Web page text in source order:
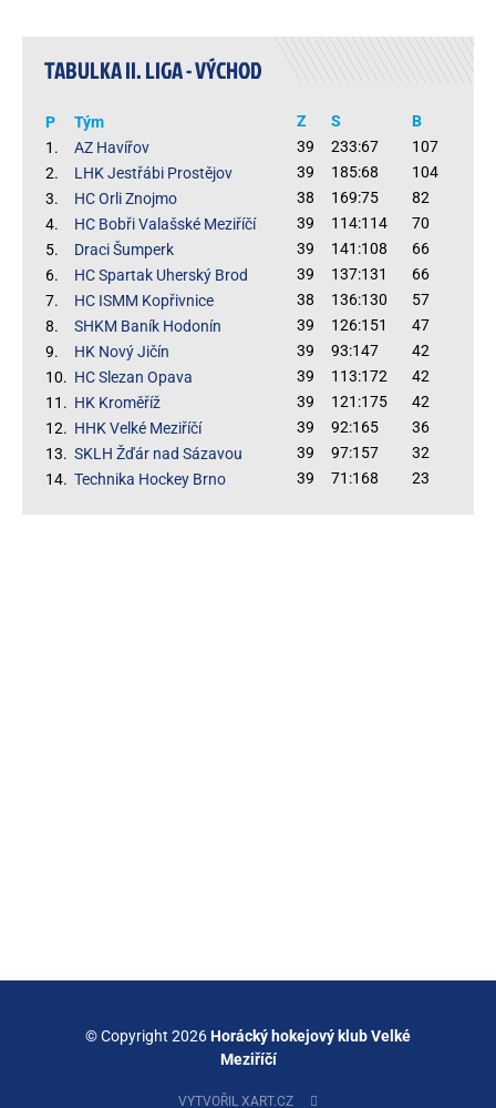
TABULKA II. LIGA - VÝCHOD
P Tým Z S
B
1.
AZ Havířov 39 233:67
107
2.
LHK Jestřábi Prostějov 39 185:68
104
3.
HC Orli Znojmo 38 169:75
82
4.
HC Bobři Valašské Meziříčí 39 114:114
70
5.
Draci Šumperk 39 141:108
66
6.
HC Spartak Uherský Brod 39 137:131
66
7.
HC ISMM Kopřivnice 38 136:130
57
8.
SHKM Baník Hodonín 39 126:151
47
9.
HK Nový Jičín 39 93:147
42
10. HC Slezan Opava 39 113:172
42
11. HK Kroměříž 39 121:175
42
12. HHK Velké Meziříčí 39 92:165
36
13. SKLH Žďár nad Sázavou 39 97:157
32
14. Technika Hockey Brno 39 71:168 23
© Copyright 2026Horácký hokejový klub Velké
Meziříčí
VYTVOŘIL XART.CZ